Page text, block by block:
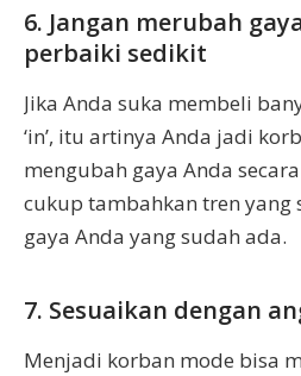
6. Jangan merubah
perbaiki sedikit
Jika Anda suka membeli
‘in’, itu artinya Anda jadi
mengubah gaya Anda
cukup tambahkan tren yang
gaya Anda yang sudah ada.
7. Sesuaikan dengan
Menjadi korban mode bisa